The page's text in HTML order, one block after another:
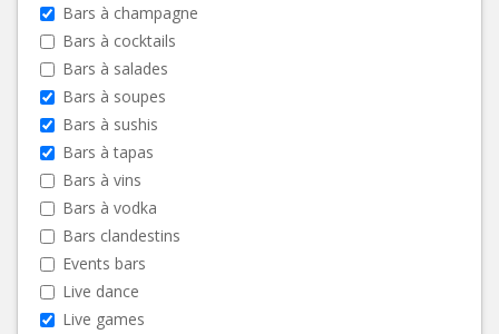
Bars à champagne
Bars à cocktails
Bars à salades
Bars à soupes
Bars à sushis
Bars à tapas
Bars à vins
Bars à vodka
Bars clandestins
Events bars
Live dance
Live games